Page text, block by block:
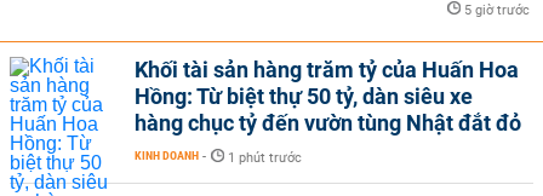
5 giờ trước
Khối tài sản hàng trăm tỷ của Huấn Hoa
Hồng: Từ biệt thự 50 tỷ, dàn siêu xe
hàng chục tỷ đến vườn tùng Nhật đắt đỏ
KINH DOANH - 1 phút trước